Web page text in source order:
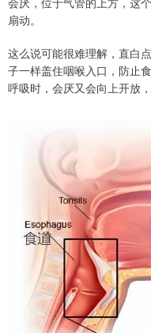
扇动。
这么说可能很难理解，直白
子一样盖住咽喉入口，防止
呼吸时，会厌又会向上开放